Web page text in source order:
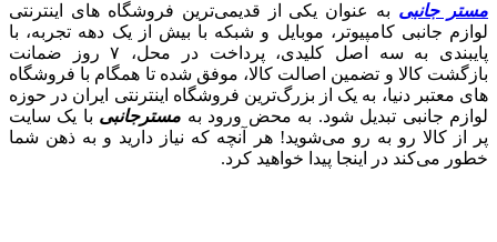
مستر جانبی به عنوان یکی از قدیمی‌ترین فروشگاه های اینترنتی
لوازم جانبی کامپیوتر، موبایل و شبکه با بیش از یک دهه تجربه، با
پایبندی به سه اصل کلیدی، پرداخت در محل، ۷ روز ضمانت
بازگشت کالا و تضمین اصالت کالا، موفق شده تا همگام با فروشگاه‌
های معتبر دنیا، به یک از بزرگ‌ترین فروشگاه اینترنتی ایران در حوزه
لوازم جانبی تبدیل شود. به محض ورود به مسترجانبی با یک سایت
پر از کالا رو به رو می‌شوید! هر آنچه که نیاز دارید و به ذهن شما
خطور می‌کند در اینجا پیدا خواهید کرد.